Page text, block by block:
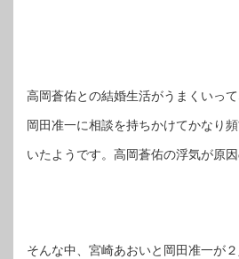
高岡蒼佑との結婚生活がうまくいっ
岡田准一に相談を持ちかけてかなり
いたようです。高岡蒼佑の浮気が原因
そんな中、宮崎あおいと岡田准一が